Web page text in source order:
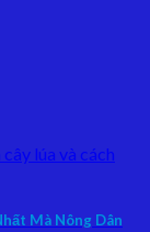
Mà Nông Dân